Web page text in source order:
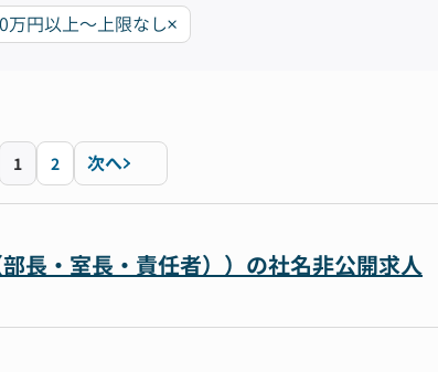
万円以上〜上限なし
1 2 次へ
長・室長・責任者））の社名非公開求人